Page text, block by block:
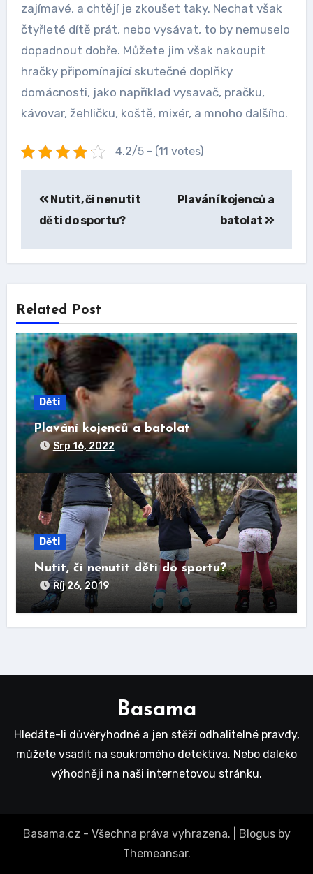
zajímavé, a chtějí je zkoušet taky. Nechat však
čtyřleté dítě prát, nebo vysávat, to by nemuselo
dopadnout dobře. Můžete jim však nakoupit
hračky připomínající skutečné doplňky
domácnosti, jako například vysavač, pračku,
kávovar, žehličku, koště, mixér, a mnoho dalšího.
4.2/5 - (11 votes)
pro
příspěvek
Nutit, či nenutit
děti do sportu?
Plavání kojenců a
batolat
Related Post
Děti
Plavání kojenců a batolat
Srp 16, 2022
Děti
Nutit, či nenutit děti do sportu?
Říj 26, 2019
Basama
Hledáte-li důvěryhodné a jen stěží odhalitelné pravdy,
můžete vsadit na soukromého detektiva. Nebo daleko
výhodněji na naši internetovou stránku.
Basama.cz - Všechna práva vyhrazena. Blogusby
Themeansar.